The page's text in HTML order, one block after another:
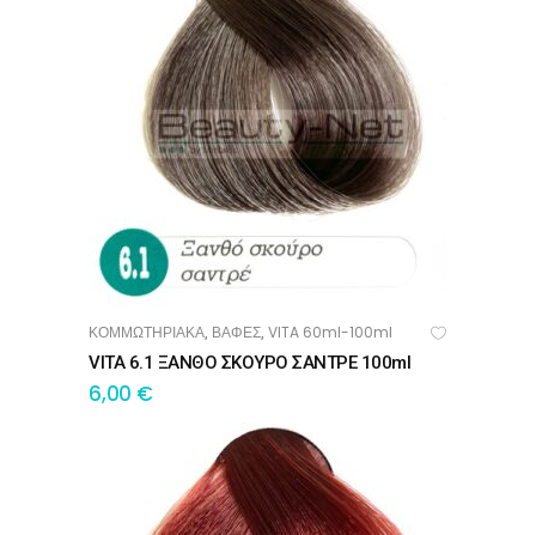
ΠΡΟΣΘΉΚΗ ΣΤΟ ΚΑΛΆΘΙ
ΚΟΜΜΩΤΗΡΙΑΚΑ, ΒΑΦΕΣ, VITA 60ml-100ml
VITA 6.1 ΞΑΝΘΟ ΣΚΟΥΡΟ ΣΑΝΤΡΕ 100ml
6,00 €